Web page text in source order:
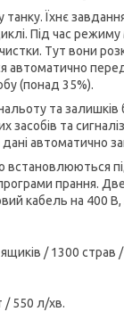
Їхнє
Під час
Тут вони
(понад 35%).
та
та
автоматично
встановлюються
прання.
кабель на
/ 1300 страв
/ 550 л/хв.